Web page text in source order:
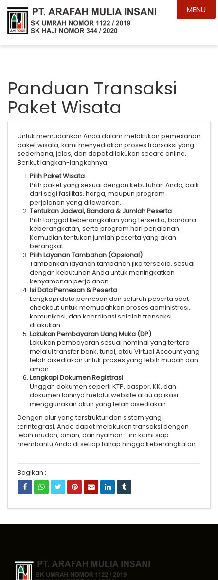
Panduan Transaksi
Paket Wisata
Untuk memudahkan Anda dalam melakukan pemesanan
paket wisata, kami menyediakan proses transaksi yang
sederhana, jelas, dan dapat dilakukan secara online.
Berikut langkah-langkahnya:
Pilih Paket Wisata
Pilih paket yang sesuai dengan kebutuhan Anda, baik
dari segi fasilitas, harga, maupun program
perjalanan yang ditawarkan.
Tentukan Jadwal, Bandara & Jumlah Peserta
Pilih tanggal keberangkatan yang tersedia, bandara
keberangkatan, serta program hari perjalanan.
Kemudian tentukan jumlah peserta yang akan
berangkat.
Pilih Layanan Tambahan (Opsional)
Tambahkan layanan tambahan jika tersedia, sesuai
dengan kebutuhan Anda untuk meningkatkan
kenyamanan perjalanan.
Isi Data Pemesan & Peserta
Lengkapi data pemesan dan seluruh peserta saat
checkout untuk memudahkan proses administrasi,
komunikasi, dan koordinasi setelah transaksi
dilakukan.
Lakukan Pembayaran Uang Muka (DP)
Lakukan pembayaran sesuai nominal yang tertera
melalui transfer bank, tunai, atau Virtual Account yang
telah disediakan untuk proses yang lebih mudah dan
aman.
Lengkapi Dokumen Registrasi
Unggah dokumen seperti KTP, paspor, KK, dan
dokumen lainnya melalui website atau aplikasi
menggunakan akun yang telah disediakan.
Dengan alur yang terstruktur dan sistem yang
terintegrasi, Anda dapat melakukan transaksi dengan
lebih mudah, aman, dan nyaman. Tim kami siap
membantu Anda di setiap tahap hingga keberangkatan.
Bagikan :
MENU